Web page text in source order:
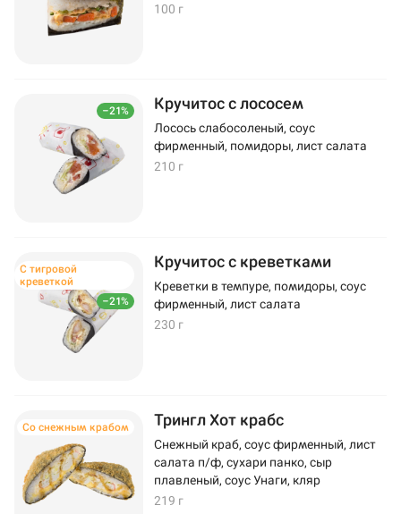
100 г
–21% Кручитос с лососем
Лосось слабосоленый, соус
фирменный, помидоры, лист салата
210 г
–21%
С тигровой
креветкой
Кручитос с креветками
Креветки в темпуре, помидоры, соус
фирменный, лист салата
230 г
Со снежным крабом Трингл Хот крабс
Снежный краб, соус фирменный, лист
салата п/ф, сухари панко, сыр
плавленый, соус Унаги, кляр
219 г